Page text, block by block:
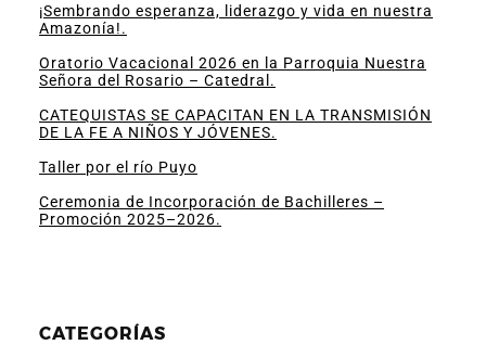
¡Sembrando esperanza, liderazgo y vida en nuestra
Amazonía!.
Oratorio Vacacional 2026 en la Parroquia Nuestra
Señora del Rosario – Catedral.
CATEQUISTAS SE CAPACITAN EN LA TRANSMISIÓN
DE LA FE A NIÑOS Y JÓVENES.
Taller por el río Puyo
Ceremonia de Incorporación de Bachilleres –
Promoción 2025–2026.
CATEGORÍAS